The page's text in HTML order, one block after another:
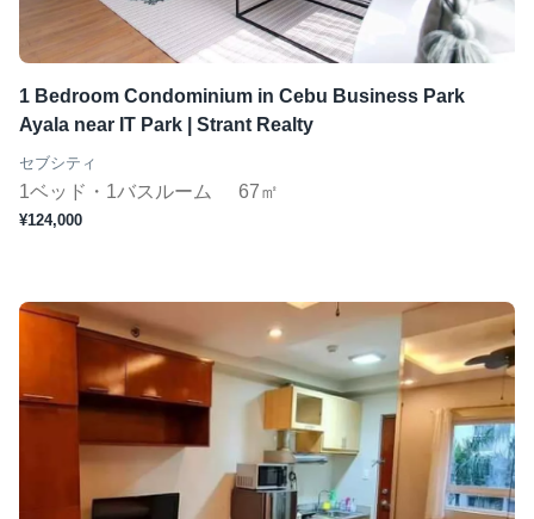
1 Bedroom Condominium in Cebu Business Park
Ayala near IT Park | Strant Realty
セブシティ
1ベッド・1バスルーム 67㎡
¥124,000